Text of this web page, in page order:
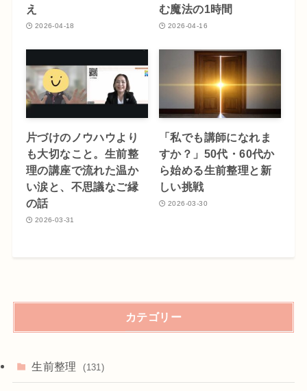
え
2026-04-18
む魔法の1時間
2026-04-16
片づけのノウハウより
も大切なこと。生前整
理の講座で流れた温か
い涙と、不思議なご縁
の話
2026-03-31
「私でも講師になれま
すか？」50代・60代か
ら始める生前整理と新
しい挑戦
2026-03-30
カテゴリー
生前整理 (131)